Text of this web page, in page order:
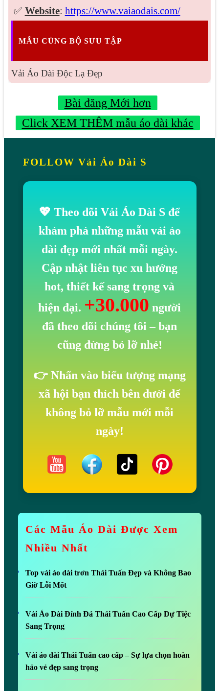
✅ Website: https://www.vaiaodais.com/
MẪU CÙNG BỘ SƯU TẬP
Vải Áo Dài Độc Lạ Đẹp
Bài đăng Mới hơn
Click XEM THÊM mẫu áo dài khác
FOLLOW Vải Áo Dài S
💖 Theo dõi Vải Áo Dài S để
khám phá những mẫu vải áo
dài đẹp mới nhất mỗi ngày.
Cập nhật liên tục xu hướng
hot, thiết kế sang trọng và
hiện đại. +30.000 người
đã theo dõi chúng tôi – bạn
cũng đừng bỏ lỡ nhé!
👉 Nhấn vào biểu tượng mạng
xã hội bạn thích bên dưới để
không bỏ lỡ mẫu mới mỗi
ngày!
Các Mẫu Áo Dài Được Xem
Nhiều Nhất
Top vải áo dài trơn Thái Tuấn Đẹp và Không Bao
Giờ Lỗi Mốt
Vải Áo Dài Đính Đá Thái Tuấn Cao Cấp Dự Tiệc
Sang Trọng
Vải áo dài Thái Tuấn cao cấp – Sự lựa chọn hoàn
hảo vẻ đẹp sang trọng